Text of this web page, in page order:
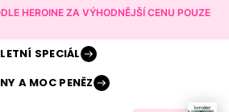
HEROINE ZA VÝHODNĚJŠÍ CENU POUZE
LETNÍ SPECIÁL
AMOC PENĚZ